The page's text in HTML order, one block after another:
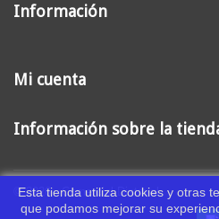
Información
© 2026 - Comercial Distrival
Mi cuenta
Información sobre la
Esta tienda utiliza cookies y otras
que podamos mejorar su